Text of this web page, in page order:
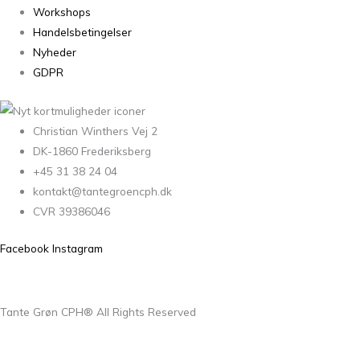
Workshops
Handelsbetingelser
Nyheder
GDPR
Christian Winthers Vej 2
DK-1860 Frederiksberg
+45 31 38 24 04
kontakt@tantegroencph.dk
CVR 39386046
Facebook Instagram
Tante Grøn CPH® All Rights Reserved